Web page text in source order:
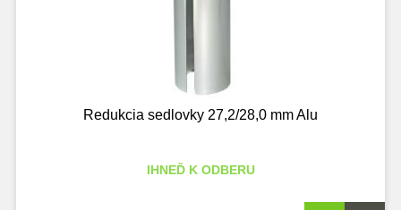
Redukcia sedlovky 27,2/28,0 mm Alu
IHNEĎ K ODBERU